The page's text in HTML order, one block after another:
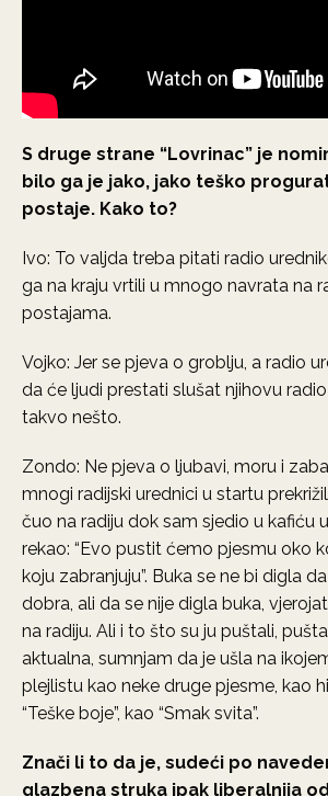
S druge strane “Lovrinac” je
bilo ga je jako, jako teško
postaje. Kako to?
Ivo: To valjda treba pitati radio
ga na kraju vrtili u mnogo navrata na
postajama.
Vojko: Jer se pjeva o groblju, a radio
da će ljudi prestati slušat njihovu
takvo nešto.
Zondo: Ne pjeva o ljubavi, moru i
mnogi radijski urednici u startu
čuo na radiju dok sam sjedio u kafiću
rekao: “Evo pustit ćemo pjesmu oko
koju zabranjuju”. Buka se ne bi digla
dobra, ali da se nije digla buka,
na radiju. Ali i to što su ju puštali,
aktualna, sumnjam da je ušla na
plejlistu kao neke druge pjesme, kao
“Teške boje”, kao “Smak svita”.
Znači li to da je, sudeći po
glazbena struka ipak liberalnija